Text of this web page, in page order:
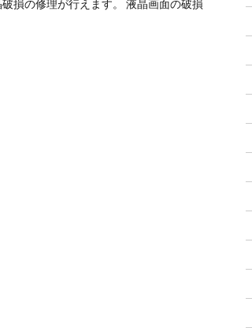
損の修理が行えます。 液晶画面の破損